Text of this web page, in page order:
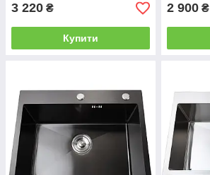
3 220 ₴
Купити
2 900 ₴